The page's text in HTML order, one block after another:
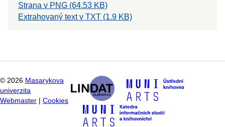
Strana v PNG (64.53 KB)
Extrahovaný text v TXT (1.9 KB)
© 2026 Masarykova
univerzita
Webmaster
Cookies